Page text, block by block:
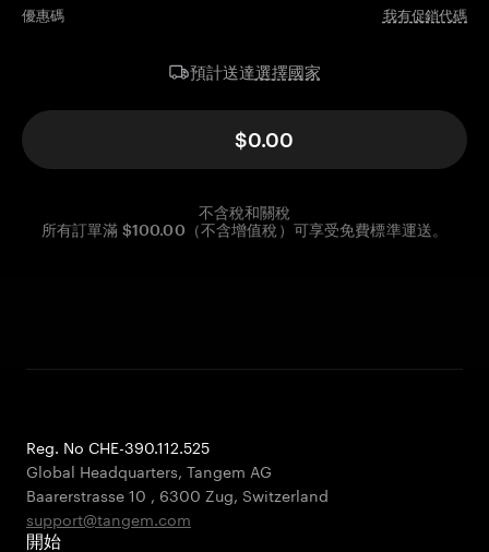
優惠碼 我有促銷代碼
預計送達選擇國家
$0.00
不含稅和關稅
所有訂單滿 $100.00（不含增值稅）可享受免費標準運送。
Reg. No CHE-390.112.525
Global Headquarters, Tangem AG
Baarerstrasse 10 , 6300 Zug, Switzerland
support@tangem.com
開始